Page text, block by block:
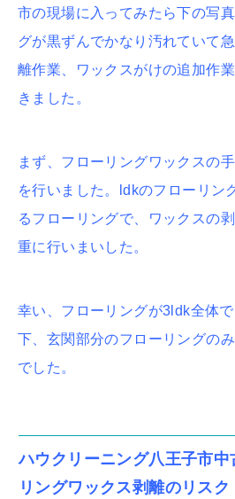
市の現場に入ってみたら下の写
グが黒ずんでかなり汚れていて
離作業、ワックスがけの追加作
きました。
まず、フローリングワックスの
を行いました。ldkのフローリン
るフローリングで、ワックスの
重に行いまいした。
幸い、フローリングが3ldk全体
下、玄関部分のフローリングの
でした。
ハウクリーニング八王子市
リングワックス剥離のリスク